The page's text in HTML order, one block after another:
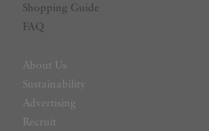
Shopping Guide
FAQ
About Us
Sustainability
Advertising
Recruit